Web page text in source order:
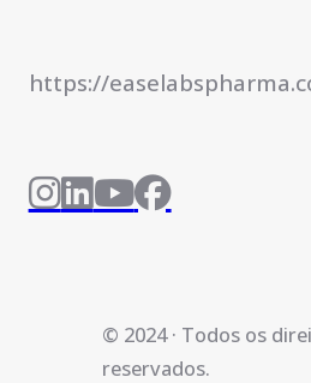
https://
© 2024 · Todos os
reservados.